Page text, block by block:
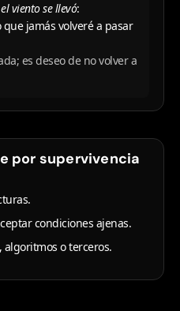
viento se llevó:
que jamás volveré a pasar
es deseo de no volver a
por supervivencia
condiciones ajenas.
o terceros.